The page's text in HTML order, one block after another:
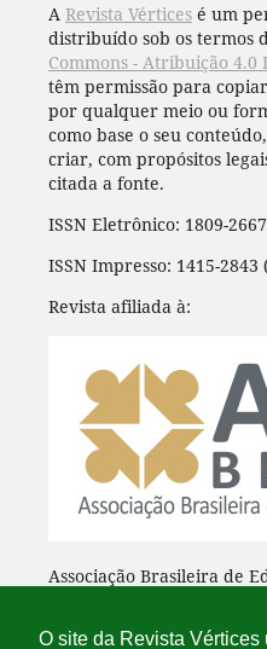
O site da Revista
A Revista Vérticesé um
distribuído sob os termos
Commons - Atribuição
têm permissão para
por qualquer meio ou
como base o seu
criar, com propósitos
citada a fonte.
ISSN Eletrônico: 1809-2667
ISSN Impresso: 1415-2843
Revista afiliada à:
Associação Brasileira de